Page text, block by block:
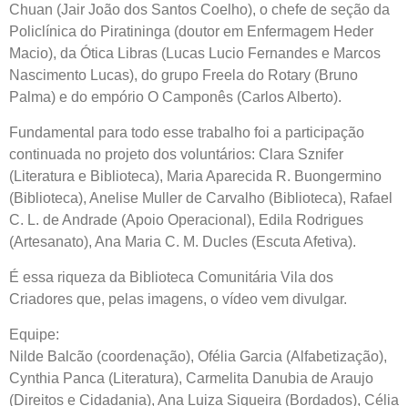
Chuan (Jair João dos Santos Coelho), o chefe de seção da
Policlínica do Piratininga (doutor em Enfermagem Heder
Macio), da Ótica Libras (Lucas Lucio Fernandes e Marcos
Nascimento Lucas), do grupo Freela do Rotary (Bruno
Palma) e do empório O Camponês (Carlos Alberto).
Fundamental para todo esse trabalho foi a participação
continuada no projeto dos voluntários: Clara Sznifer
(Literatura e Biblioteca), Maria Aparecida R. Buongermino
(Biblioteca), Anelise Muller de Carvalho (Biblioteca), Rafael
C. L. de Andrade (Apoio Operacional), Edila Rodrigues
(Artesanato), Ana Maria C. M. Ducles (Escuta Afetiva).
É essa riqueza da Biblioteca Comunitária Vila dos
Criadores que, pelas imagens, o vídeo vem divulgar.
Equipe:
Nilde Balcão (coordenação), Ofélia Garcia (Alfabetização),
Cynthia Panca (Literatura), Carmelita Danubia de Araujo
(Direitos e Cidadania), Ana Luiza Siqueira (Bordados), Célia